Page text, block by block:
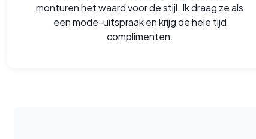
monturen het waard voor de stijl. Ik draag ze als
een mode-uitspraak en krijg de hele tijd
complimenten.